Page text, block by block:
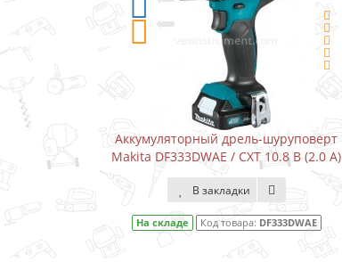
шуруповерт
10.8 В (1.5 А)
DF333DWYE
Аккумуляторный дрель-шуруповерт
Makita DF333DWAE / CXT 10.8 В (2.0 А)
В закладки
На складе Код товара: DF333DWAE